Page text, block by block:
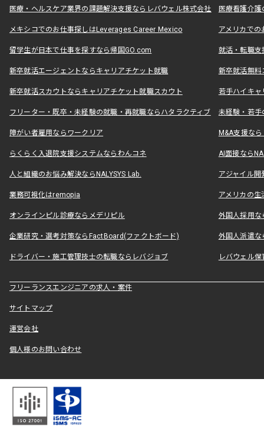
医療・ヘルスケア業界の課題解決支援ならレバウェル株式会社 医療看護介
メキシコでのお仕事探しはLeverages Career Mexico アメリカで
留学生が日本で仕事を探すなら帰国GO.com 就活・転職
新卒就活エージェントならキャリアチケット就職 新卒就活無料
新卒就活スカウトならキャリアチケット就職スカウト 若手ハイキ
フリーター・既卒・未経験の就職・再就職ならハタラクティブ 未経験・若手
障がい者雇用ならワークリア M&A支援な
らくらく入退院支援システムならわんコネ AI面接なら
人と組織のお悩み解決ならNALYSYS Lab. アジャイル
業務可視化はremopia アメリカの
オンラインピル診療ならメデリピル 外国人採用
企業研究・選考対策ならFactBoard(ファクトボード) 外国人派遣な
ドライバー・施工管理技士の転職ならレバジョブ レバウェル
フリーランスエンジニアの求人・案件
サイトマップ
運営会社
個人様のお問い合わせ